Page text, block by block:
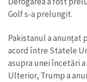
Golf s-a prelungit.
Pakistanul a anunțat
acord între Statele
asupra unei încetări
Ulterior, Trump a